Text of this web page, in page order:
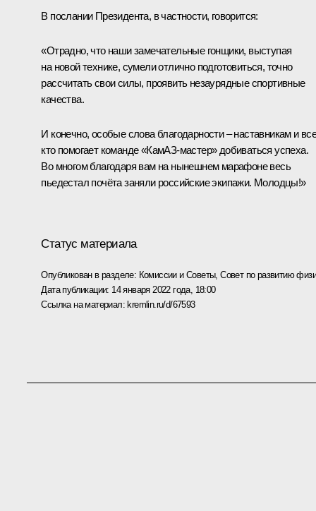
В послании Президента, в частности, говорится:
«Отрадно, что наши замечательные гонщики, выступая
на новой технике, сумели отлично подготовиться, точно
рассчитать свои силы, проявить незаурядные спортивные
качества.
И конечно, особые слова благодарности – наставникам и
кто помогает команде «КамАЗ-мастер» добиваться успеха.
Во многом благодаря вам на нынешнем марафоне весь
пьедестал почёта заняли российские экипажи. Молодцы!»
Статус материала
Опубликован в разделе: Комиссии и Советы,Совет по развитию
Дата публикации: 14 января 2022 года, 18:00
Ссылка на материал: kremlin.ru/d/67593